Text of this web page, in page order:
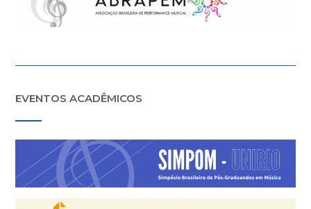
EVENTOS ACADÊMICOS